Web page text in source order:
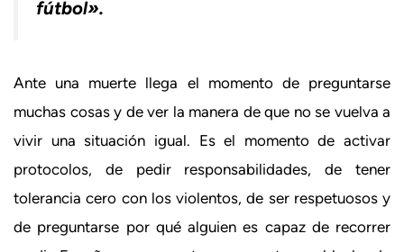
fútbol».
Ante una muerte llega el momento de preguntarse
muchas cosas y de ver la manera de que no se vuelva a
vivir una situación igual. Es el momento de activar
protocolos, de pedir responsabilidades, de tener
tolerancia cero con los violentos, de ser respetuosos y
de preguntarse por qué alguien es capaz de recorrer